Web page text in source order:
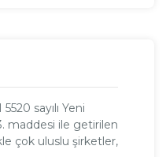
sayılı Yeni
maddesi ile getirilen
çok uluslu şirketler,